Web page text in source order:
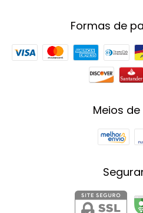
Formas de
Meios